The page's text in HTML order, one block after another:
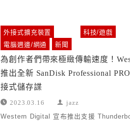
外接式擴充裝置 科技/遊戲
電腦週邊/網通
新聞
為創作者們帶來極緻傳輸速度！
推出全新 SanDisk Professional
接式儲存諜
2023.03.16 jazz
Western Digital 宣布推出支援